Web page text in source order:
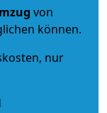
von
können.
nur